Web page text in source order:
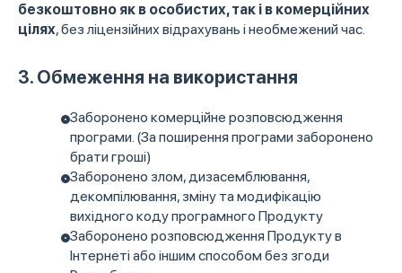
безкоштовно як в особистих, так і в комерційних
цілях, без ліцензійних відрахувань і необмежений час.
3. Обмеження на використання
Заборонено комерційне розповсюдження
програми. (За поширення програми заборонено
брати гроші)
Заборонено злом, дизасемблювання,
декомпілювання, зміну та модифікацію
вихідного коду програмного Продукту
Заборонено розповсюдження Продукту в
Інтернеті або іншим способом без згоди